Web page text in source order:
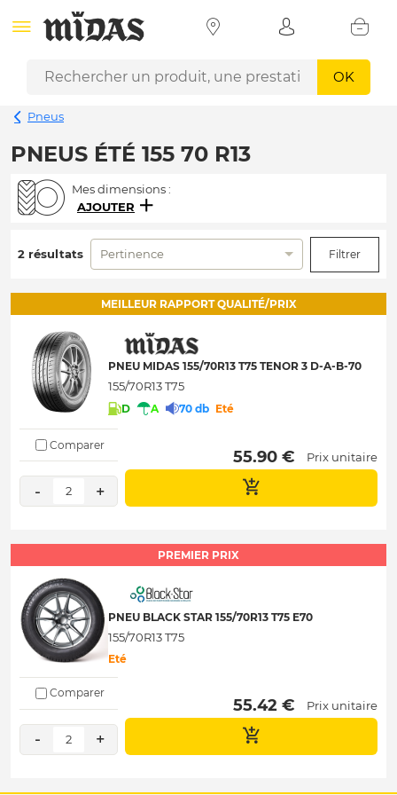
OK
Pneus
PNEUS ÉTÉ 155 70 R13
Mes dimensions :
AJOUTER
2 résultats Pertinence Filtrer
MEILLEUR RAPPORT QUALITÉ/PRIX
PNEU MIDAS 155/70R13 T75 TENOR 3 D-A-B-70
155/70R13 T75
D A 70 db Eté
Comparer
- 2 +
55.90 € Prix unitaire
PREMIER PRIX
PNEU BLACK STAR 155/70R13 T75 E70
155/70R13 T75
Eté
Comparer
- 2 +
55.42 € Prix unitaire